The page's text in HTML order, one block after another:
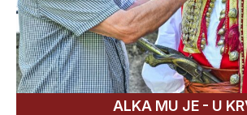
ALKA MU JE - U